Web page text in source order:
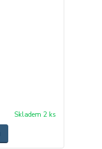
Skladem 2 ks